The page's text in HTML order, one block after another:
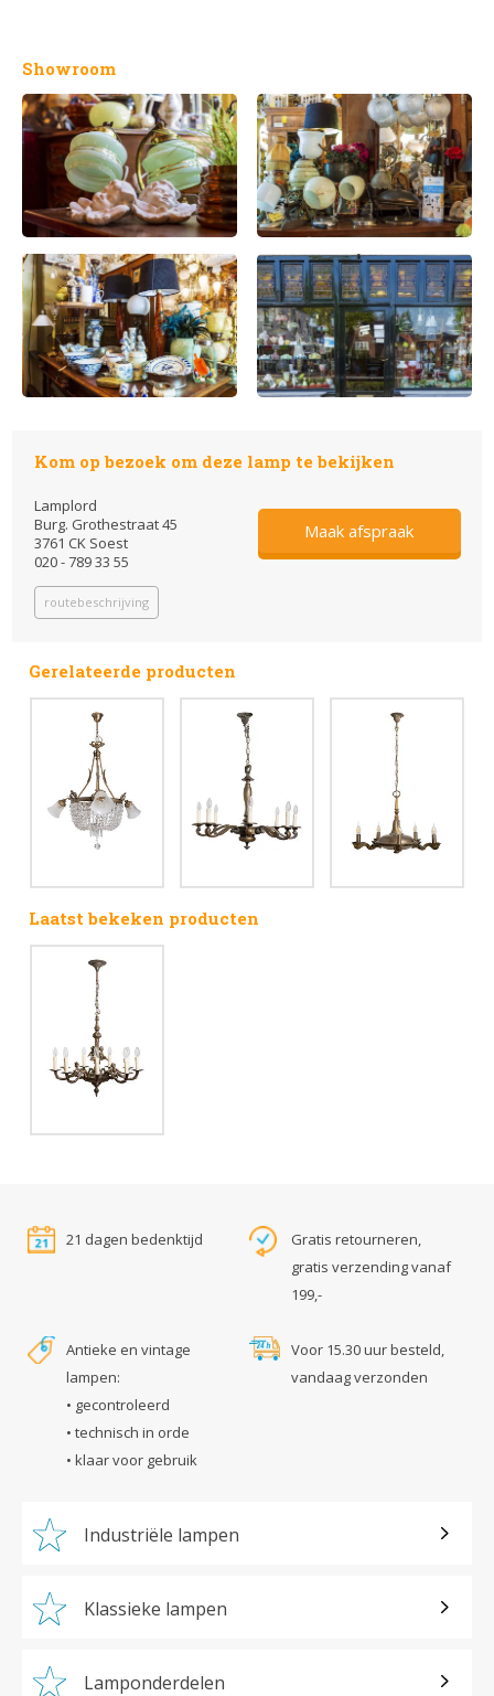
Showroom
Kom op bezoek om deze lamp te bekijken
Lamplord
Burg. Grothestraat 45
3761 CK Soest
020 - 789 33 55
routebeschrijving
Maak afspraak
Gerelateerde producten
Laatst bekeken producten
21 dagen bedenktijd
Gratis retourneren,
gratis verzending vanaf
199,-
Antieke en vintage
lampen:
• gecontroleerd
• technisch in orde
• klaar voor gebruik
Voor 15.30 uur besteld,
vandaag verzonden
Industriële lampen
Klassieke lampen
Lamponderdelen